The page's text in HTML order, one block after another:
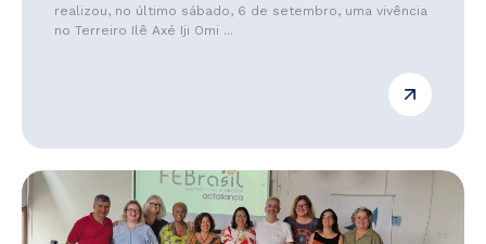
realizou, no último sábado, 6 de setembro, uma vivência
no Terreiro Ilê Axé Iji Omi ...